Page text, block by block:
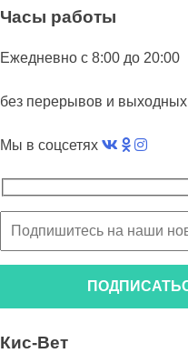
Часы работы
Ежедневно с 8:00 до 20:00
без перерывов и выходных
Мы в соцсетях
Кис-Вет